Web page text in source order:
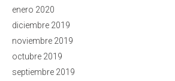
enero 2020
diciembre 2019
noviembre 2019
octubre 2019
septiembre 2019